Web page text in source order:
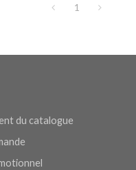
1
du catalogue